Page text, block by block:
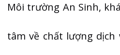
Môi trường An Sinh,
tâm về chất lượng